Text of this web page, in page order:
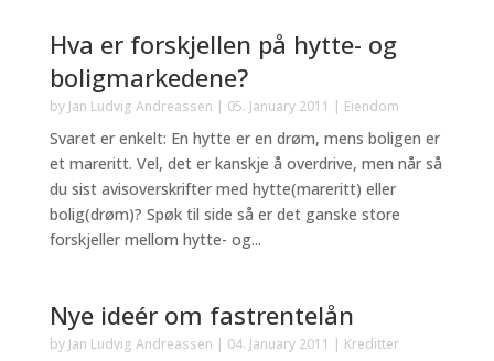
Hva er forskjellen på hytte- og
boligmarkedene?
by Jan Ludvig Andreassen | 05. January 2011 | Eiendom
Svaret er enkelt: En hytte er en drøm, mens boligen er
et mareritt. Vel, det er kanskje å overdrive, men når så
du sist avisoverskrifter med hytte(mareritt) eller
bolig(drøm)? Spøk til side så er det ganske store
forskjeller mellom hytte- og...
Nye ideér om fastrentelån
by Jan Ludvig Andreassen | 04. January 2011 | Kreditter